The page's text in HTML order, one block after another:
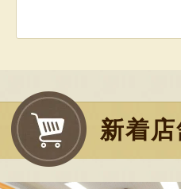
新着